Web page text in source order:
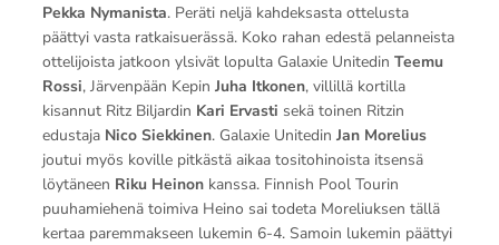
Pekka Nymanista. Peräti neljä kahdeksasta ottelusta
päättyi vasta ratkaisuerässä. Koko rahan edestä pelanneista
ottelijoista jatkoon ylsivät lopulta Galaxie Unitedin Teemu
Rossi, Järvenpään Kepin Juha Itkonen, villillä kortilla
kisannut Ritz Biljardin Kari Ervasti sekä toinen Ritzin
edustaja Nico Siekkinen. Galaxie Unitedin Jan Morelius
joutui myös koville pitkästä aikaa tositohinoista itsensä
löytäneen Riku Heinonkanssa. Finnish Pool Tourin
puuhamiehenä toimiva Heino sai todeta Moreliuksen tällä
kertaa paremmakseen lukemin 6-4. Samoin lukemin päättyi